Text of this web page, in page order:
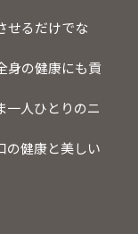
せるだけでな
身の健康にも貢
一人ひとりのニ
の健康と美しい